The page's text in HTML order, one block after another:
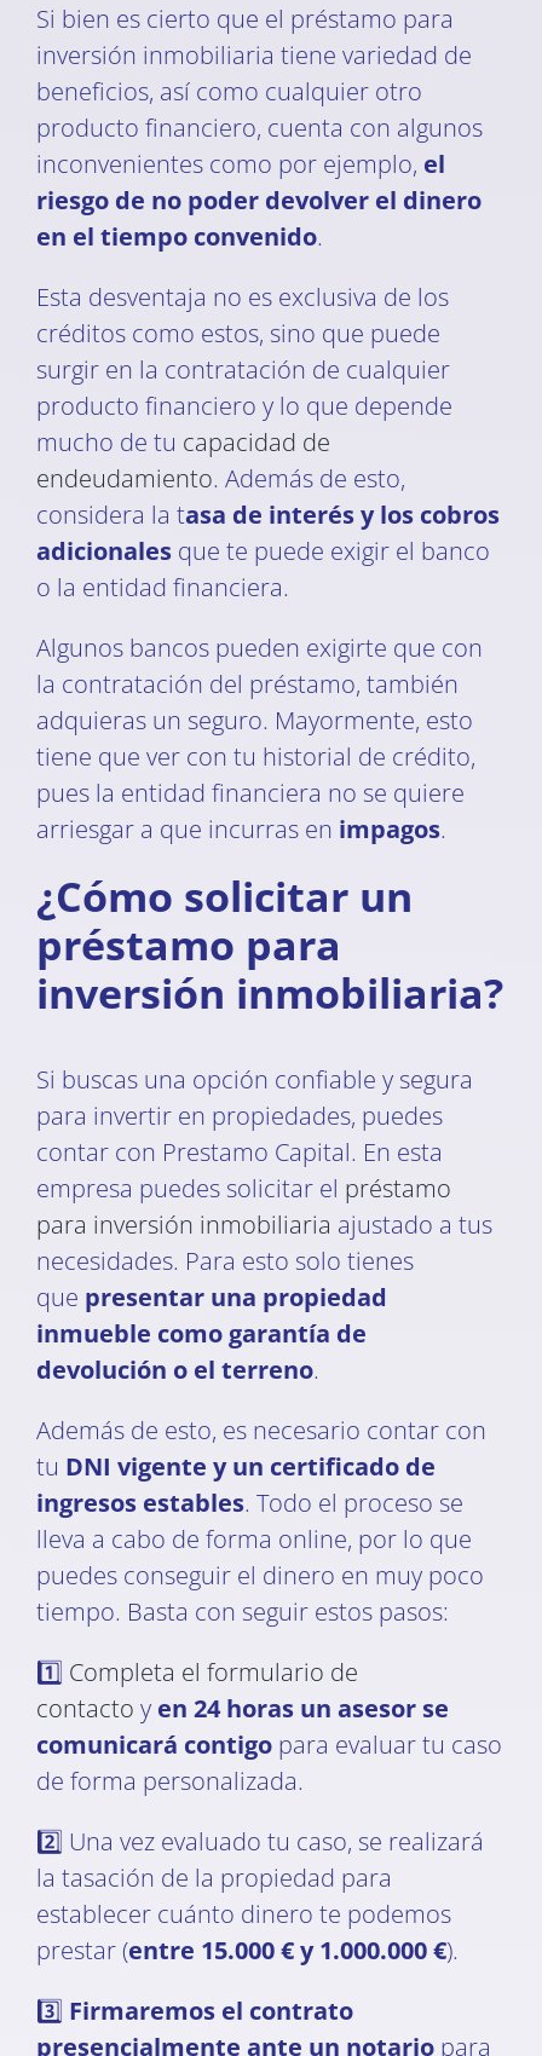
Si bien es cierto que el préstamo para
inversión inmobiliaria tiene variedad de
beneficios, así como cualquier otro
producto financiero, cuenta con algunos
inconvenientes como por ejemplo, el
riesgo de no poder devolver el dinero
en el tiempo convenido.
Esta desventaja no es exclusiva de los
créditos como estos, sino que puede
surgir en la contratación de cualquier
producto financiero y lo que depende
mucho de tu capacidad de
endeudamiento. Además de esto,
considera la tasa de interés y los cobros
adicionalesque te puede exigir el banco
o la entidad financiera.
Algunos bancos pueden exigirte que con
la contratación del préstamo, también
adquieras un seguro. Mayormente, esto
tiene que ver con tu historial de crédito,
pues la entidad financiera no se quiere
arriesgar a que incurras en impagos.
¿Cómo solicitar un
préstamo para
inversión inmobiliaria?
Si buscas una opción confiable y segura
para invertir en propiedades, puedes
contar con Prestamo Capital. En esta
empresa puedes solicitar el préstamo
para inversión inmobiliaria ajustado a tus
necesidades. Para esto solo tienes
que presentar una propiedad
inmueble como garantía de
devolución o el terreno.
Además de esto, es necesario contar con
tu DNI vigente y un certificado de
ingresos estables. Todo el proceso se
lleva a cabo de forma online, por lo que
puedes conseguir el dinero en muy poco
tiempo. Basta con seguir estos pasos:
1️⃣ Completa el formulario de
contacto y en 24 horas un asesor se
comunicará contigo para evaluar tu caso
de forma personalizada.
2️⃣ Una vez evaluado tu caso, se realizará
la tasación de la propiedad para
establecer cuánto dinero te podemos
prestar (entre 15.000 € y 1.000.000 €).
3️⃣ Firmaremos el contrato
presencialmente ante un notariopara